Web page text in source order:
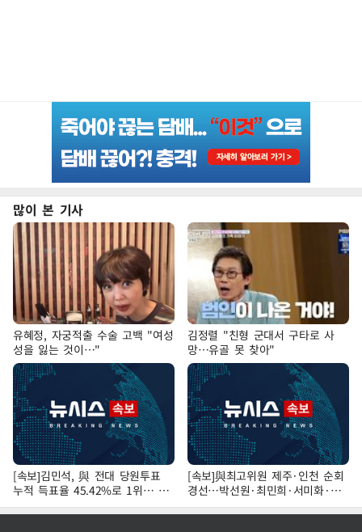
많이 본 기사
유혜정, 자궁적출 수술 고백 "여성
성을 잃는 것이…"
김정렬 "친형 군대서 구타로 사
망…유골 못 찾아"
[속보]김민석, 與 전대 당원투표
누적 득표율 45.42%로 1위… 정
청래 44.56%
[속보]與최고위원 제주·인천 순회
경선…박선원·최민희·서미화·한
민수·김용 순